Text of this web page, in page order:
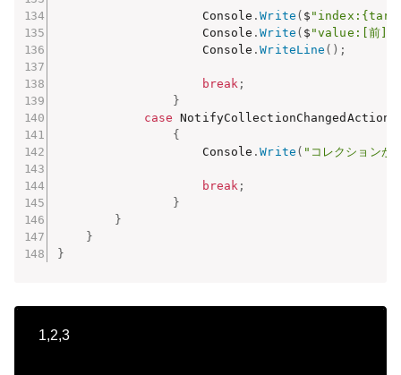
                    Console
.Write ( $
                    Console
.Write ( $ "value:[前
                    Console
.WriteLine ( ) ;
break ;
}
case NotifyCollectionChangedAction
{
                    Console
.Write ( "コレクションが
break ;
}
}
}
}
1,2,3